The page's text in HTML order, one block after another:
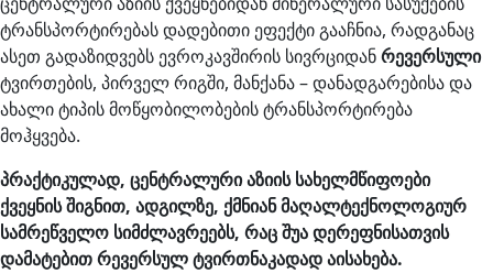
ტრანსპორტირებას დადებითი ეფექტი გააჩნია, რადგანაც
ასეთ გადაზიდვებს ევროკავშირის სივრციდანრევერსული
ტვირთების, პირველ რიგში, მანქანა – დანადგარებისა და
ახალი ტიპის მოწყობილობების ტრანსპორტირება
მოჰყვება.
პრაქტიკულად, ცენტრალური აზიის სახელმწიფოები
ქვეყნის შიგნით, ადგილზე, ქმნიან მაღალტექნოლოგიურ
სამრეწველო სიმძლავრეებს, რაც შუა დერეფნისათვის
დამატებით რევერსულ ტვირთნაკადად აისახება.